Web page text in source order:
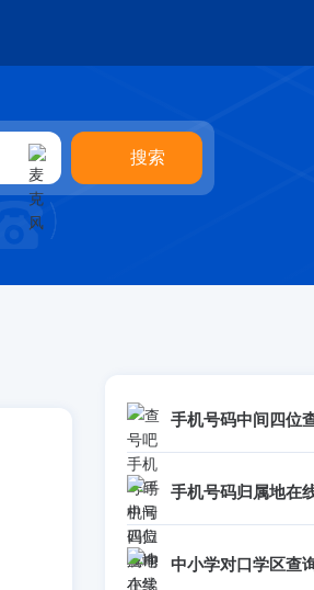
手机号码中间四位
手机号码归属地在
中小学对口学区查